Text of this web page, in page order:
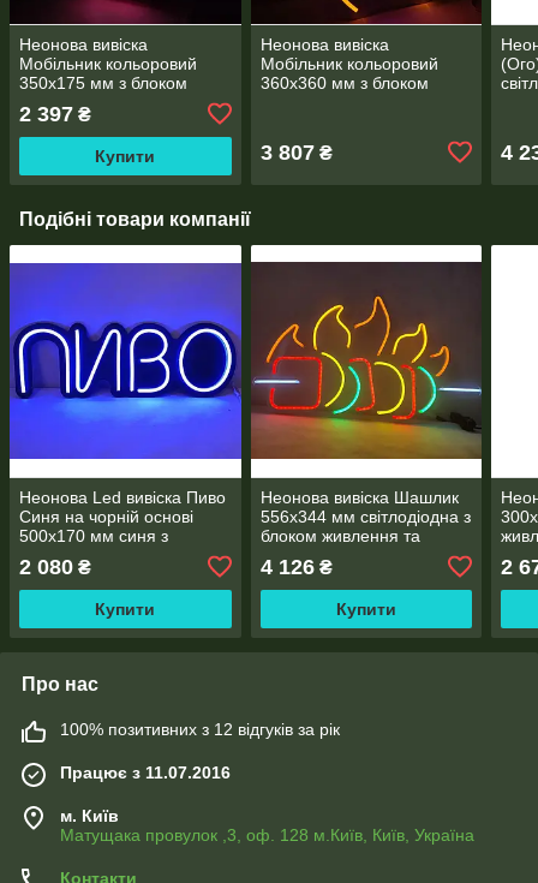
Неонова вивіска
Мобільник кольоровий
350х175 мм з блоком
живлення та контролером
2 397 ₴
Купити
Неонова вивіска
Мобільник кольоровий
360х360 мм з блоком
3 807₴ 4
Подібні товари компанії
Неонова Led вивіска Пиво
Синя на чорній основі
500х170 мм синя з
живлення
2 080 ₴
Купити
Неонова вивіска Шашлик
556х344 мм світлодіодна з
блоком живлення та
4 126₴
Купити
2
Про нас
100% позитивних з 12 відгуків за рік
Працює з 11.07.2016
м. Київ
Матущака провулок ,3, оф. 128 м.Київ, Київ, Україна
Контакти